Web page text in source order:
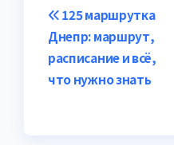
Навигация
по
записям
125 маршрутка
Днепр: маршрут,
расписание и всё,
что нужно знать